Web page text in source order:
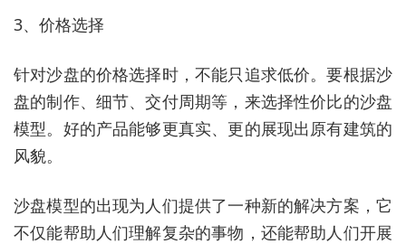
3、价格选择
针对沙盘的价格选择时，不能只追求低价。要根据沙
盘的制作、细节、交付周期等，来选择性价比的沙盘
模型。好的产品能够更真实、更的展现出原有建筑的
风貌。
沙盘模型的出现为人们提供了一种新的解决方案，它
不仅能帮助人们理解复杂的事物，还能帮助人们开展